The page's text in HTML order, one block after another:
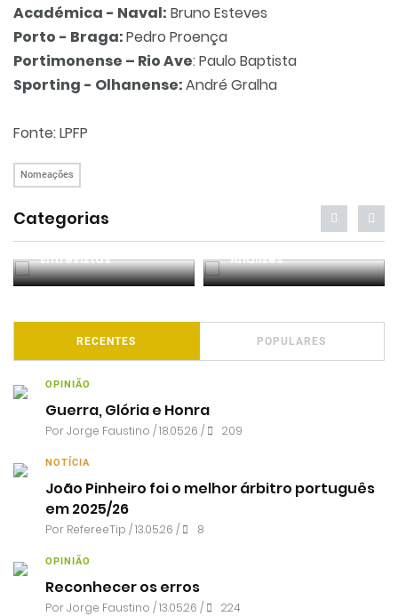
Académica - Naval: Bruno Esteves
Porto - Braga:Pedro Proença
Portimonense – Rio Ave: Paulo Baptista
Sporting - Olhanense:André Gralha
Fonte: LPFP
Nomeações
Categorias
Entrevistas Análises
RECENTES POPULARES
OPINIÃO
Guerra, Glória e Honra
PorJorge Faustino / 18.05.26 / 209
NOTÍCIA
João Pinheiro foi o melhor árbitro português
em 2025/26
Por RefereeTip / 13.05.26 / 8
OPINIÃO
Reconhecer os erros
PorJorge Faustino / 13.05.26 / 224